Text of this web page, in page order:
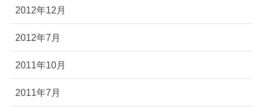
2012年12月
2012年7月
2011年10月
2011年7月